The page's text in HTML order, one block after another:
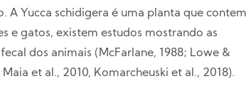
A Yucca schidigera é uma planta que contem
e gatos, existem estudos mostrando as
dos animais (McFarlane, 1988; Lowe &
et al., 2010, Komarcheuski et al., 2018).